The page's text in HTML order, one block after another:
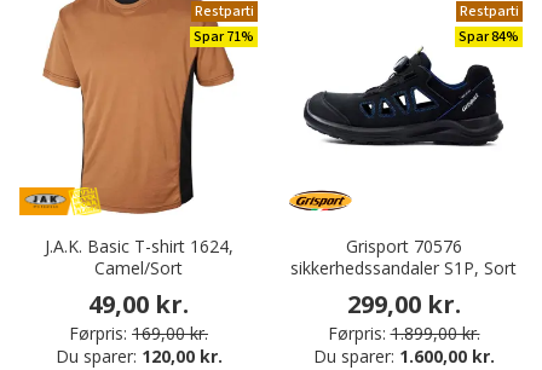
Restparti
Spar 71%
J.A.K. Basic T-shirt 1624,
Camel/Sort
49,00 kr.
Førpris: 169,00 kr.
Du sparer: 120,00 kr.
Restparti
Spar 84%
Grisport 70576
sikkerhedssandaler S1P, Sort
299,00 kr.
Førpris: 1.899,00 kr.
Du sparer: 1.600,00 kr.